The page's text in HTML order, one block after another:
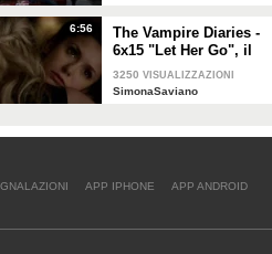
6:56
The Vampire Diaries -
6x15 "Let Her Go", il
ritorno di Bonnie (sub
ita)
3250 VISUALIZZAZIONI
SimonaSaviano
APP IPHONE APP ANDROID